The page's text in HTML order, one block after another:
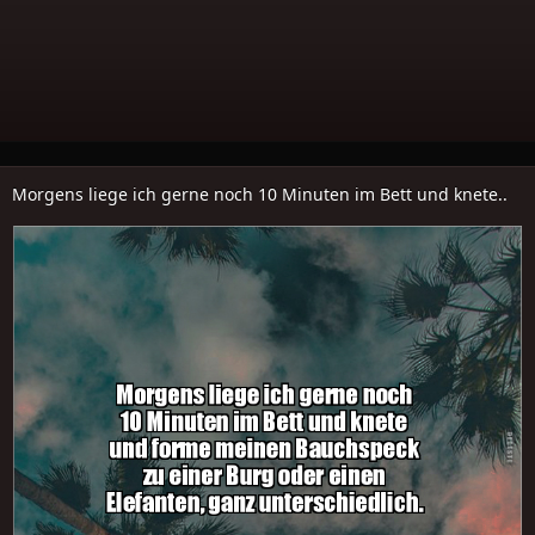
Morgens liege ich gerne noch 10 Minuten im Bett und knete..